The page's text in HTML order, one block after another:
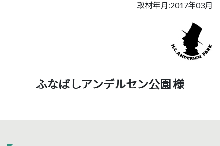
取材年月:2017年03月
ふなばしアンデルセン公園 様